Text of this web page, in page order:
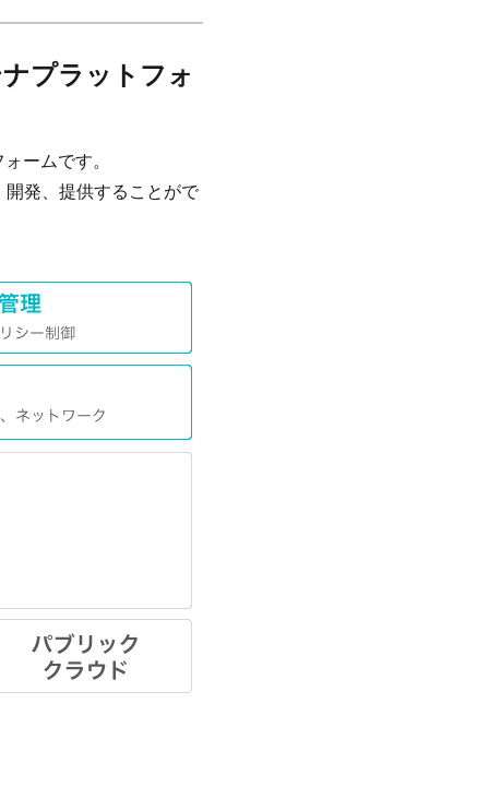
プラットフォ
ームです。
発、提供することがで